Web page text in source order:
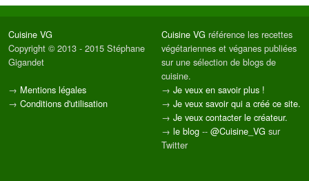
Cuisine VG
Copyright © 2013 - 2015 Stéphane
Gigandet
→ Mentions légales
→ Conditions d'utilisation
Cuisine VG référence les recettes
végétariennes et véganes publiées
sur une sélection de blogs de
cuisine.
→ Je veux en savoir plus !
→ Je veux savoir qui a créé ce site.
→ Je veux contacter le créateur.
→ le blog -- @Cuisine_VG sur
Twitter